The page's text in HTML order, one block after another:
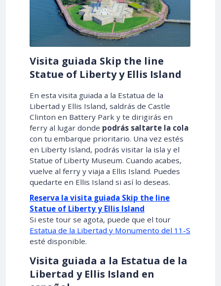
Visita guiada Skip the line
Statue of Liberty y Ellis Island
En esta visita guiada a la Estatua de la
Libertad y Ellis Island, saldrás de Castle
Clinton en Battery Park y te dirigirás en
ferry al lugar donde podrás saltarte la cola
con tu embarque prioritario. Una vez estés
en Liberty Island, podrás visitar la isla y el
Statue of Liberty Museum. Cuando acabes,
vuelve al ferry y viaja a Ellis Island. Puedes
quedarte en Ellis Island si así lo deseas.
Reserva la visita guiada Skip the line
Statue of Liberty y Ellis Island
Si este tour se agota, puede que el tour
Estatua de la Libertad y Monumento del 11-S
esté disponible.
Visita guiada a la Estatua de la
Libertad y Ellis Island en